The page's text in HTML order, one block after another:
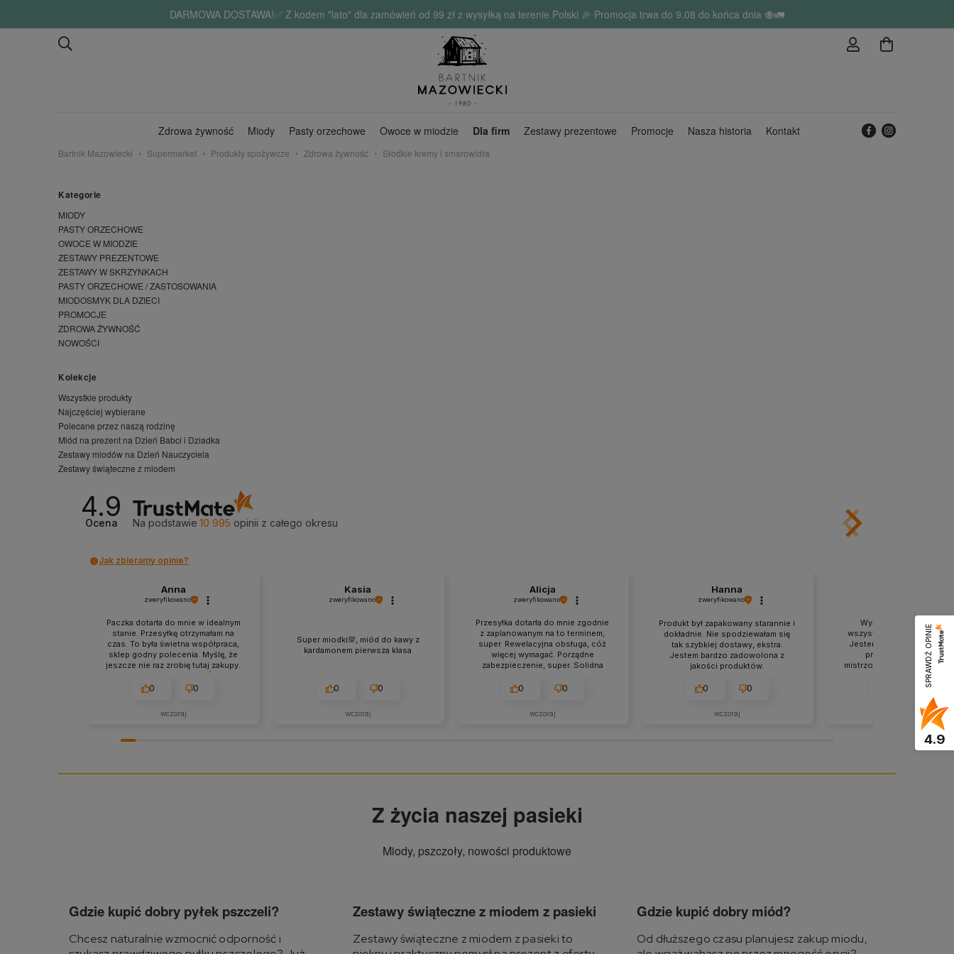
DARMOWA DOSTAWA!✅ Z kodem "lato" dla zamówień od 99 zł z wysyłką na terenie Polski 🎉 Promocja trwa do 9.08 do końca dnia 🐝🚛
Zdrowa żywność Miody Pasty orzechowe Owoce w miodzie Dla firm Zestawy prezentowe Promocje Nasza historia Kontakt
Bartnik Mazowiecki Supermarket Produkty spożywcze Zdrowa żywność Słodkie kremy i smarowidła
Kategorie
MIODY
PASTY ORZECHOWE
OWOCE W MIODZIE
ZESTAWY PREZENTOWE
ZESTAWY W SKRZYNKACH
PASTY ORZECHOWE / ZASTOSOWANIA
MIODOSMYK DLA DZIECI
PROMOCJE
ZDROWA ŻYWNOŚĆ
NOWOŚCI
Kolekcje
Wszystkie produkty
Najczęściej wybierane
Polecane przez naszą rodzinę
Miód na prezent na Dzień Babci i Dziadka
Zestawy miodów na Dzień Nauczyciela
Zestawy świąteczne z miodem
4.9
Ocena Na podstawie 10 995 opinii z całego okresu
Jak zbieramy opinie?
Anna
zweryfikowano
Paczka dotarła do mnie w idealnym
stanie. Przesyłkę otrzymałam na
czas. To była świetna współpraca,
sklep godny polecenia. Myślę, że
jeszcze nie raz zrobię tutaj zakupy.
0 0
wczoraj
Kasia
zweryfikowano
Super miodki💯, miód do kawy z
kardamonem pierwsza klasa
0 0
wczoraj
Alicja
zweryfikowano
Przesyłka dotarła do mnie zgodnie
z zaplanowanym na to terminem,
super. Rewelacyjna obsługa, cóż
więcej wymagać. Porządne
zabezpieczenie, super. Solidna
❤️❤️❤️💯👍️
0 0
wczoraj
Hanna
zweryfikowano
Produkt był zapakowany starannie i
dokładnie. Nie spodziewałam się
tak szybkiej dostawy, ekstra.
Jestem bardzo zadowolona z
jakości produktów.
0 0
wczoraj
Wyśmienity czas
wszystko zgodne z
Jestem bardzo wdzięczna
profesjonalną
mistrzowskie podejście do
Przesyłka dotarła do
świetnej formie. Ten
petarda, ma wszystko to,
potrzebuję.
w tym tygodniu
Z życia naszej pasieki
Miody, pszczoły, nowości produktowe
Gdzie kupić dobry pyłek pszczeli?
Chcesz naturalnie wzmocnić odporność i
Zestawy świąteczne z miodem z pasieki
Zestawy świąteczne z miodem z pasieki to
Gdzie kupić dobry miód?
Od dłuższego czasu planujesz zakup miodu,
SPRAWDŹ OPINIE
4.9